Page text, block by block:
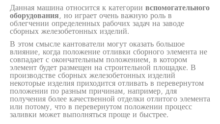
Данная машина относится к категории вспомогательного
оборудования, но играет очень важную роль в
облегчении определенных рабочих задач на заводе
сборных железобетонных изделий.
В этом смысле кантователи могут оказать большое
влияние, когда положение отливки сборного элемента не
совпадает с окончательным положением, в котором
элемент будет размещен на строительной площадке. В
производстве сборных железобетонных изделий
некоторые изделия приходится отливать в перевернутом
положении по разным причинам, например, для
получения более качественной отделки отлитого элемента
или потому, что в перевернутом положении процесс
заливки может выполняться проще и быстрее.